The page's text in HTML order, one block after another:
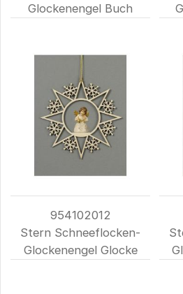
Glockenengel Buch
954102012
Stern Schneeflocken-
Glockenengel Glocke